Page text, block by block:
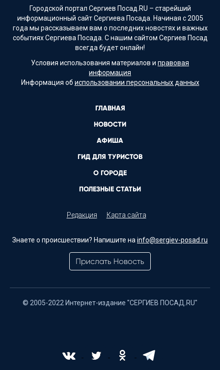
Городской портал Сергиев Посад.RU – старейший
информационный сайт Сергиева Посада. Начиная с 2005
года мы рассказываем вам о последних новостях и важных
событиях Сергиева Посада. С нашим сайтом Сергиев Посад
всегда будет онлайн!
Условия использования материалов и правовая
информация
Информация об использовании персональных данных
ГЛАВНАЯ
НОВОСТИ
АФИША
ГИД ДЛЯ ТУРИСТОВ
О ГОРОДЕ
ПОЛЕЗНЫЕ СТАТЬИ
Редакция Карта сайта
Знаете о происшествии? Напишите на info@sergiev-posad.ru
Прислать Новость
© 2005-2022 Интернет-издание "СЕРГИЕВ ПОСАД.RU"